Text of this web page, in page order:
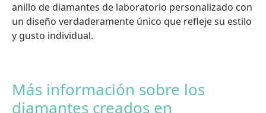
anillo de diamantes de laboratorio personalizado con
un diseño verdaderamente único que refleje su estilo
y gusto individual.
Más información sobre los
diamantes creados en